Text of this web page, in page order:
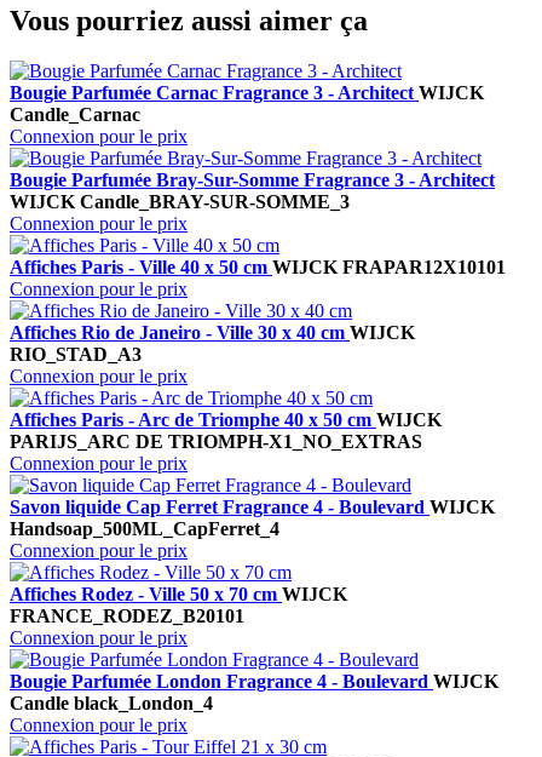
Vous pourriez aussi aimer ça
Bougie Parfumée Carnac Fragrance 3 - ArchitectWIJCK
Candle_Carnac
Connexion pour le prix
Bougie Parfumée Bray-Sur-Somme Fragrance 3 - Architect
WIJCK Candle_BRAY-SUR-SOMME_3
Connexion pour le prix
Affiches Paris - Ville 40 x 50 cm WIJCK FRAPAR12X10101
Connexion pour le prix
Affiches Rio de Janeiro - Ville 30 x 40 cm WIJCK
RIO_STAD_A3
Connexion pour le prix
Affiches Paris - Arc de Triomphe 40 x 50 cm WIJCK
PARIJS_ARC DE TRIOMPH-X1_NO_EXTRAS
Connexion pour le prix
Savon liquide Cap Ferret Fragrance 4 - Boulevard WIJCK
Handsoap_500ML_CapFerret_4
Connexion pour le prix
Affiches Rodez - Ville 50 x 70 cm WIJCK
FRANCE_RODEZ_B20101
Connexion pour le prix
Bougie Parfumée London Fragrance 4 - Boulevard WIJCK
Candle black_London_4
Connexion pour le prix